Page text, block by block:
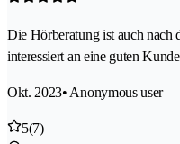
Die Hörberatung ist auch
interessiert an eine guten
Okt. 2023• Anonymous user
5(7)